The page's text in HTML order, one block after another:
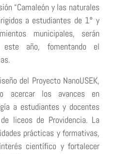
“Camaleón y las naturales
a estudiantes de 1° y
municipales, serán
año, fomentando el
del Proyecto NanoUSEK,
acercar los avances en
a estudiantes y docentes
liceos de Providencia. La
prácticas y formativas,
científico y fortalecer